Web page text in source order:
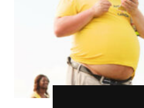
creatividad